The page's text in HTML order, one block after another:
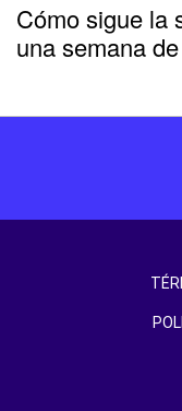
Cómo sigue la
una semana